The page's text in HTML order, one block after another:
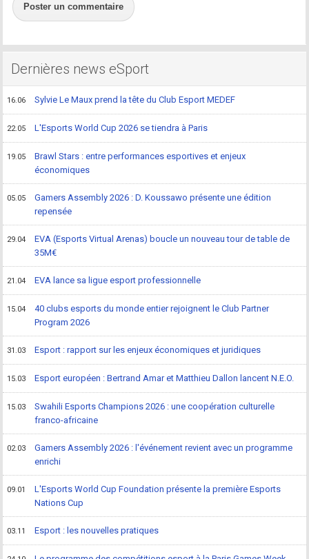
Poster un commentaire
Dernières news eSport
16.06 Sylvie Le Maux prend la tête du Club Esport MEDEF
22.05 L'Esports World Cup 2026 se tiendra à Paris
19.05
Brawl Stars : entre performances esportives et enjeux
économiques
05.05
Gamers Assembly 2026 : D. Koussawo présente une édition
repensée
29.04
EVA (Esports Virtual Arenas) boucle un nouveau tour de table de
35M€
21.04 EVA lance sa ligue esport professionnelle
15.04
40 clubs esports du monde entier rejoignent le Club Partner
Program 2026
31.03 Esport : rapport sur les enjeux économiques et juridiques
15.03 Esport européen : Bertrand Amar et Matthieu Dallon lancent N.E.O.
15.03
Swahili Esports Champions 2026 : une coopération culturelle
franco-africaine
02.03
Gamers Assembly 2026 : l'événement revient avec un programme
enrichi
09.01
L'Esports World Cup Foundation présente la première Esports
Nations Cup
03.11 Esport : les nouvelles pratiques